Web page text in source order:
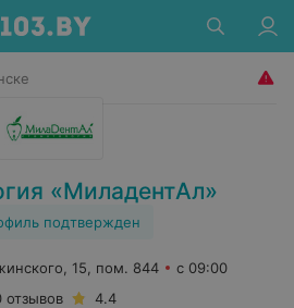
«МиладентАл»
подтвержден
15, пом. 844
с 09:00
отзывов
4.4